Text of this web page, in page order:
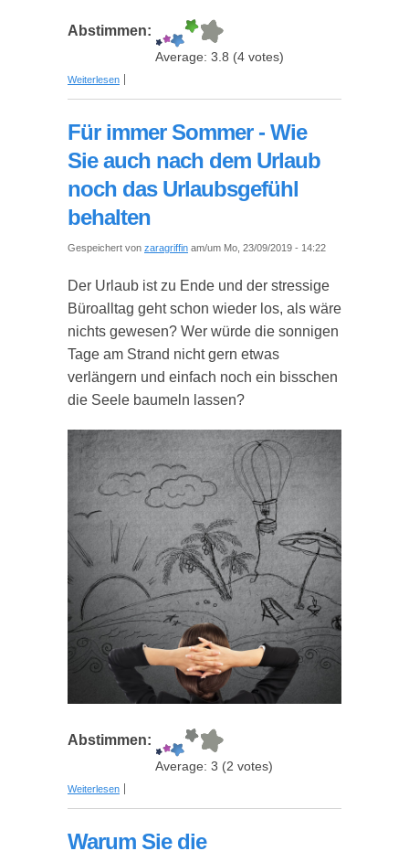
Abstimmen:
Average: 3.8 (4 votes)
Weiterlesen über Gewinnen Sie mehr Mitglieder für Ihr
Für immer Sommer - Wie
Sie auch nach dem Urlaub
noch das Urlaubsgefühl
behalten
Gespeichert von zaragriffin am/um Mo, 23/09/2019 - 14:22
Der Urlaub ist zu Ende und der stressige
Büroalltag geht schon wieder los, als wäre
nichts gewesen? Wer würde die sonnigen
Tage am Strand nicht gern etwas
verlängern und einfach noch ein bisschen
die Seele baumeln lassen?
Abstimmen:
Average: 3 (2 votes)
Weiterlesen über Für immer Sommer - Wie Sie auch nach dem
Warum Sie die